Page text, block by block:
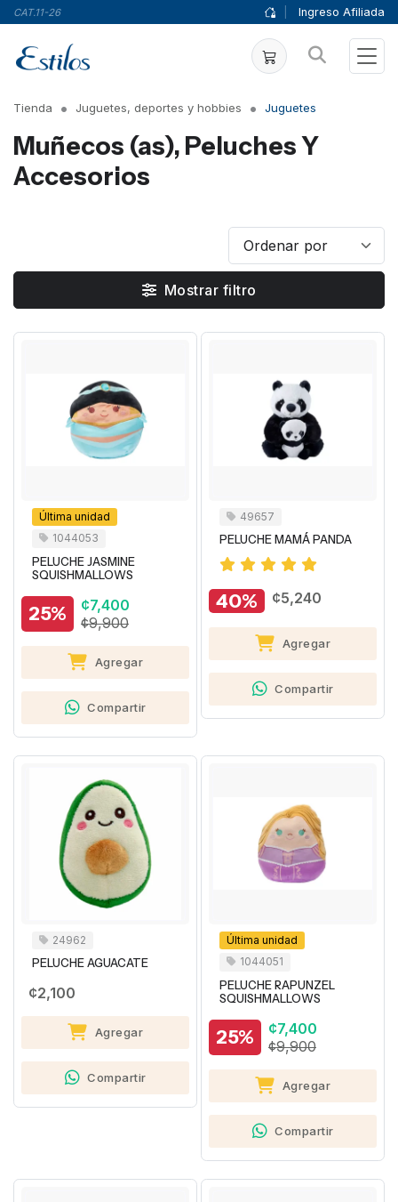
CAT.11-26 Ingreso Afiliada
Tienda Juguetes, deportes y hobbies Juguetes
Muñecos (as), Peluches Y
Accesorios
Mostrar filtro
Última unidad
1044053
PELUCHE JASMINE
SQUISHMALLOWS
25%
¢7,400
¢9,900
Agregar
Compartir
49657
PELUCHE MAMÁ PANDA
40% ¢5,240
Agregar
Compartir
24962
PELUCHE AGUACATE
¢2,100
Agregar
Compartir
Última unidad
1044051
PELUCHE RAPUNZEL
SQUISHMALLOWS
25%
¢7,400
¢9,900
Agregar
Compartir